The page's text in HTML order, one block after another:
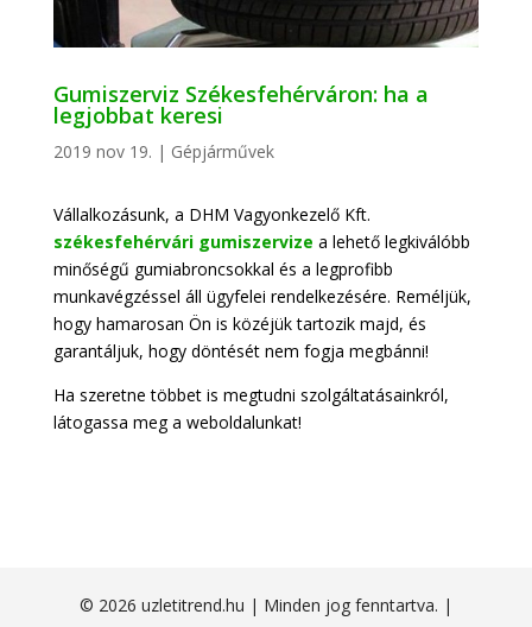
Gumiszerviz Székesfehérváron: ha a
legjobbat keresi
2019 nov 19. | Gépjárművek
Vállalkozásunk, a DHM Vagyonkezelő Kft.
székesfehérvári gumiszervize a lehető legkiválóbb
minőségű gumiabroncsokkal és a legprofibb
munkavégzéssel áll ügyfelei rendelkezésére. Reméljük,
hogy hamarosan Ön is közéjük tartozik majd, és
garantáljuk, hogy döntését nem fogja megbánni!
Ha szeretne többet is megtudni szolgáltatásainkról,
látogassa meg a weboldalunkat!
© 2026 uzletitrend.hu | Minden jog fenntartva. |